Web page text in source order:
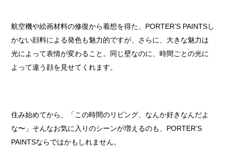
航空機や絵画材料の修復から着想を得た、PORTER’S PAINTSし
かない顔料による発色も魅力的ですが、さらに、大きな魅力は
光によって表情が変わること。同じ壁なのに、時間ごとの光に
よって違う顔を見せてくれます。
住み始めてから、「この時間のリビング、なんか好きなんだよ
な〜」そんなお気に入りのシーンが増えるのも、PORTER’S
PAINTSならではかもしれません。